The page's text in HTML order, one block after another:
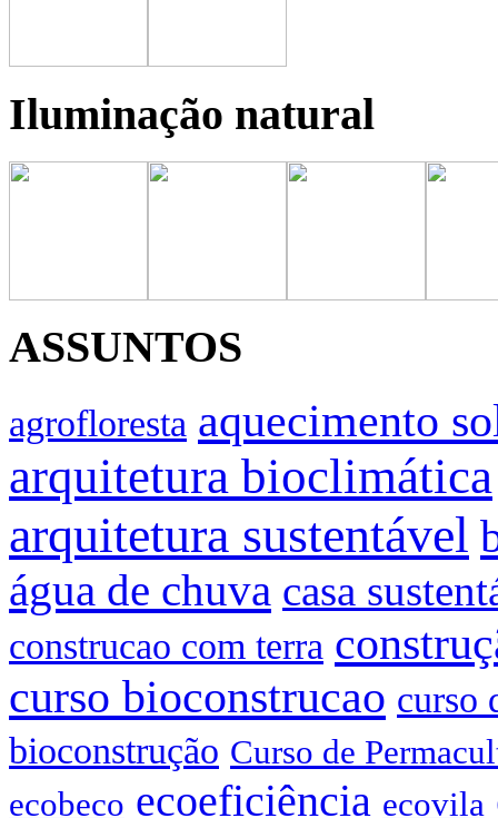
Iluminação natural
ASSUNTOS
agrofloresta aquecimento
arquitetura bioclimática
arquitetura sustentável
água de chuva casa
construcao com terra
curso bioconstrucao curso
bioconstrução Curso de
ecobeco ecoeficiência ecovila